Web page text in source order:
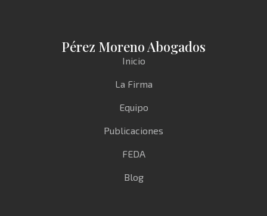
Pérez Moreno Abogados
Inicio
La Firma
Equipo
Publicaciones
FEDA
Blog